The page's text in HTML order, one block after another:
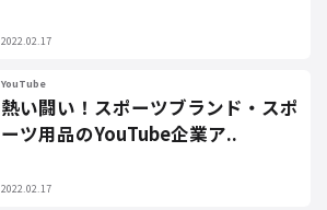
2022.02.17
YouTube
熱い闘い！スポーツブランド・スポ
ーツ用品のYouTube企業ア..
2022.02.17